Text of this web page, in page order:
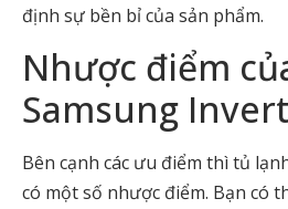
định sự bền bỉ của sản phẩm.
Nhược điểm
Samsung
Bên cạnh các ưu điểm thì tủ
có một số nhược điểm. Bạn có